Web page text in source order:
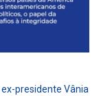
presidente Vânia